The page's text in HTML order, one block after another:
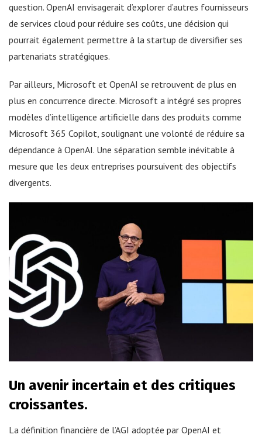
question. OpenAI envisagerait d’explorer d’autres fournisseurs
de services cloud pour réduire ses coûts, une décision qui
pourrait également permettre à la startup de diversifier ses
partenariats stratégiques.
Par ailleurs, Microsoft et OpenAI se retrouvent de plus en
plus en concurrence directe. Microsoft a intégré ses propres
modèles d’intelligence artificielle dans des produits comme
Microsoft 365 Copilot, soulignant une volonté de réduire sa
dépendance à OpenAI. Une séparation semble inévitable à
mesure que les deux entreprises poursuivent des objectifs
divergents.
Un avenir incertain et des critiques
croissantes.
La définition financière de l’AGI adoptée par OpenAI et